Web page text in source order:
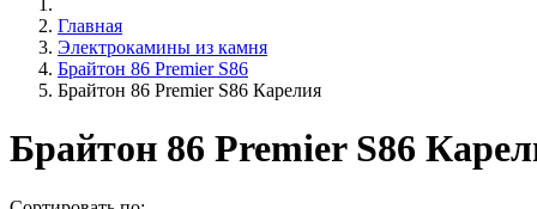
Главная
Электрокамины из камня
Брайтон 86 Premier S86
Брайтон 86 Premier S86 Карелия
Брайтон 86 Premier S86